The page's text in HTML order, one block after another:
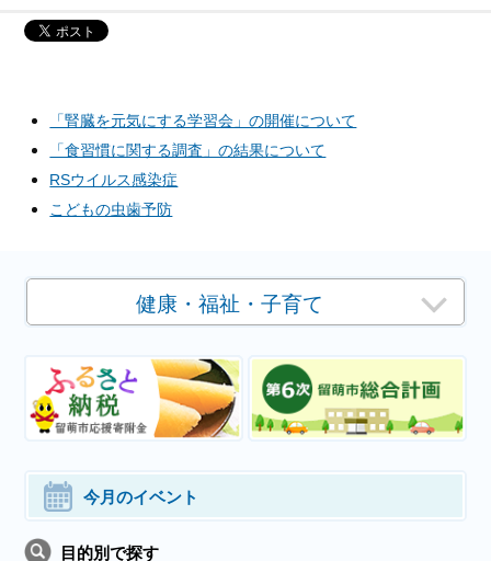
「腎臓を元気にする学習会」の開催について
「食習慣に関する調査」の結果について
RSウイルス感染症
こどもの虫歯予防
健康・福祉・子育て
今月のイベント
目的別で探す